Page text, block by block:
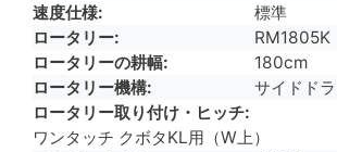
速度仕様
標準
ロータリー
RM1805K
ロータリーの耕幅
180cm
ロータリー機構
サイドド
ロータリー取り付け・ヒッチ
ワンタッチ クボタKL用（W上）